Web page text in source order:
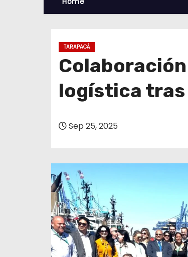
TARAPACÁ
logística tras
Sep 25, 2025